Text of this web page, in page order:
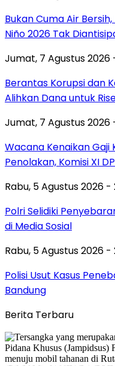
Bukan Cuma Air
Niño 2026 Tak
Jumat, 7 Agustus 2026
Berantas Korupsi dan
Alihkan Dana untuk
Jumat, 7 Agustus 2026
Wacana Kenaikan Gaji
Penolakan, Komisi XI
Rabu, 5 Agustus 2026 -
Polri Selidiki
di Media Sosial
Rabu, 5 Agustus 2026 -
Polisi Usut Kasus
Bandung
Berita Terbaru